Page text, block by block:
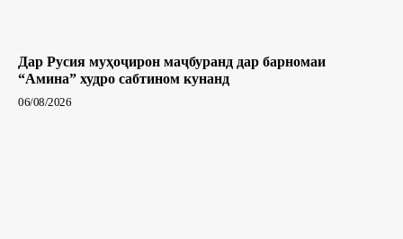
Дар Русия муҳоҷирон маҷбуранд дар барномаи
“Амина” худро сабтином кунанд
06/08/2026